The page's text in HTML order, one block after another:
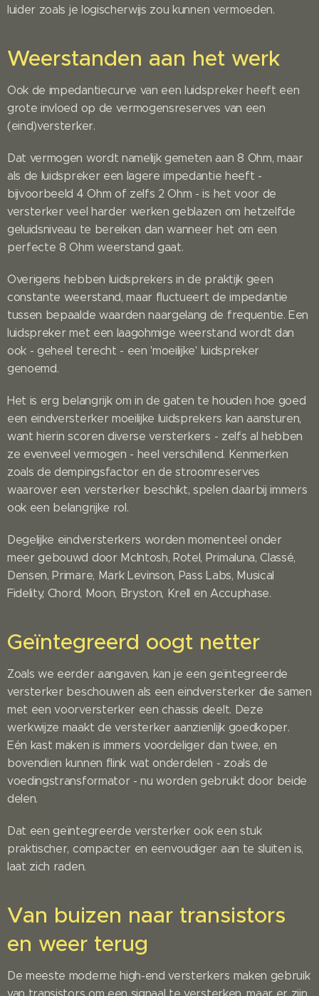
luider zoals je logischerwijs zou kunnen vermoeden.
Weerstanden aan het werk
Ook de impedantiecurve van een luidspreker heeft een
grote invloed op de vermogensreserves van een
(eind)versterker.
Dat vermogen wordt namelijk gemeten aan 8 Ohm, maar
als de luidspreker een lagere impedantie heeft -
bijvoorbeeld 4 Ohm of zelfs 2 Ohm - is het voor de
versterker veel harder werken geblazen om hetzelfde
geluidsniveau te bereiken dan wanneer het om een
perfecte 8 Ohm weerstand gaat.
Overigens hebben luidsprekers in de praktijk geen
constante weerstand, maar fluctueert de impedantie
tussen bepaalde waarden naargelang de frequentie. Een
luidspreker met een laagohmige weerstand wordt dan
ook - geheel terecht - een 'moeilijke' luidspreker
genoemd.
Het is erg belangrijk om in de gaten te houden hoe goed
een eindversterker moeilijke luidsprekers kan aansturen,
want hierin scoren diverse versterkers - zelfs al hebben
ze evenveel vermogen - heel verschillend. Kenmerken
zoals de dempingsfactor en de stroomreserves
waarover een versterker beschikt, spelen daarbij immers
ook een belangrijke rol.
Degelijke eindversterkers worden momenteel onder
meer gebouwd door McIntosh, Rotel, Primaluna, Classé,
Densen, Primare, Mark Levinson, Pass Labs, Musical
Fidelity, Chord, Moon, Bryston, Krell en Accuphase.
Geïntegreerd oogt netter
Zoals we eerder aangaven, kan je een geïntegreerde
versterker beschouwen als een eindversterker die samen
met een voorversterker een chassis deelt. Deze
werkwijze maakt de versterker aanzienlijk goedkoper.
Eén kast maken is immers voordeliger dan twee, en
bovendien kunnen flink wat onderdelen - zoals de
voedingstransformator - nu worden gebruikt door beide
delen.
Dat een geïntegreerde versterker ook een stuk
praktischer, compacter en eenvoudiger aan te sluiten is,
laat zich raden.
Van buizen naar transistors
en weer terug
De meeste moderne high-end versterkers maken gebruik